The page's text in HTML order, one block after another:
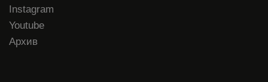
Instagram
Youtube
Архив